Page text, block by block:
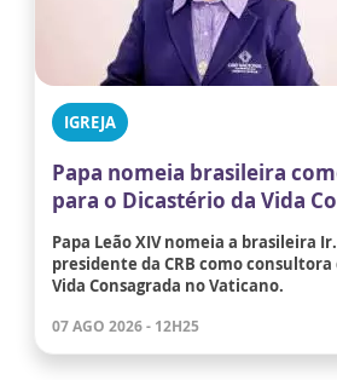
IGREJA
Papa nomeia brasileira
para o Dicastério da Vida
Papa Leão XIV nomeia a brasileira
presidente da CRB como
Vida Consagrada no Vaticano.
07 AGO 2026 - 12H25